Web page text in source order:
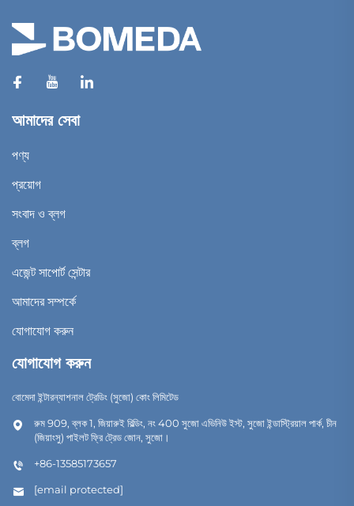
আমাদের সেবা
পণ্য
প্রয়োগ
সংবাদ ও ব্লগ
ব্লগ
এজেন্ট সাপোর্ট সেন্টার
আমাদের সম্পর্কে
যোগাযোগ করুন
যোগাযোগ করুন
বোমেদা ইন্টারন্যাশনাল ট্রেডিং (সুজো) কোং লিমিটেড
রুম 909, ব্লক 1, জিয়ারুই বিল্ডিং, নং 400 সুজো এভিনিউ ইস্ট, সুজো ইন্ডাস্ট্রিয়াল পার্ক, চীন
(জিয়াংসু) পাইলট ফ্রি ট্রেড জোন, সুজো।
+86-13585173657
[email protected]